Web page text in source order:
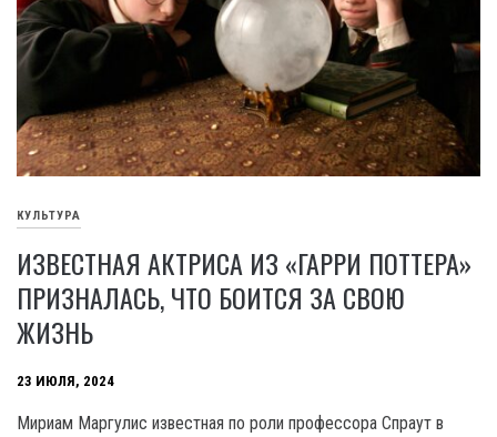
КУЛЬТУРА
ИЗВЕСТНАЯ АКТРИСА ИЗ «ГАРРИ ПОТТЕРА»
ПРИЗНАЛАСЬ, ЧТО БОИТСЯ ЗА СВОЮ
ЖИЗНЬ
23 ИЮЛЯ, 2024
Мириам Маргулис известная по роли профессора Спраут в